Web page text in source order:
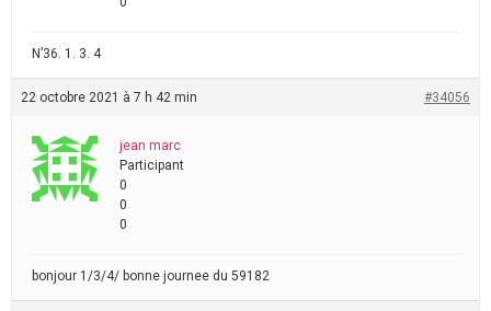
N’36. 1. 3. 4
22 octobre 2021 à 7 h 42 min #34056
jean marc
Participant
0
0
0
bonjour 1/3/4/ bonne journee du 59182